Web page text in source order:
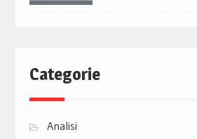
Categorie
Analisi